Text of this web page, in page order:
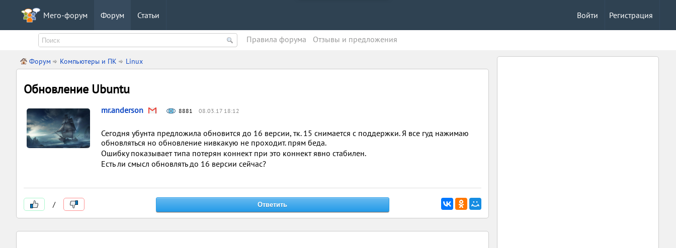
Мего-форум Форум Статьи Регистрация
Войти
Правила форума Oтзывы и предложения
Форум Компьютеры и ПК Linux
Обновление Ubuntu
mr.anderson 8881 08.03.17 18:12
Сегодня убунта предложила обновится до 16 версии, тк. 15 снимается с поддержки. Я все гуд нажимаю
обновляться но обновление нивкакую не проходит. прям беда.
Ошибку показывает типа потерян коннект при это коннект явно стабилен.
Есть ли смысл обновлять до 16 версии сейчас?
/